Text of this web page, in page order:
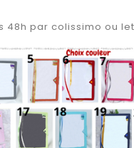
48h par colissimo ou